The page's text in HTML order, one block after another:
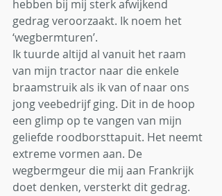
hebben bij mij sterk afwijkend
gedrag veroorzaakt. Ik noem het
‘wegbermturen’.
Ik tuurde altijd al vanuit het raam
van mijn tractor naar die enkele
braamstruik als ik van of naar ons
jong veebedrijf ging. Dit in de hoop
een glimp op te vangen van mijn
geliefde roodborsttapuit. Het neemt
extreme vormen aan. De
wegbermgeur die mij aan Frankrijk
doet denken, versterkt dit gedrag.